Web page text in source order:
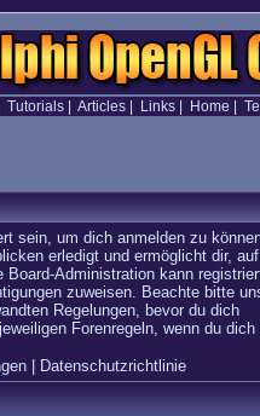
Tutorials| Articles| Links| Home
sein, um dich anmelden zu
erledigt und ermöglicht dir, auf
Administration kann
zuweisen. Beachte bitte
Regelungen, bevor du dich
Forenregeln, wenn du dich
| Datenschutzrichtlinie